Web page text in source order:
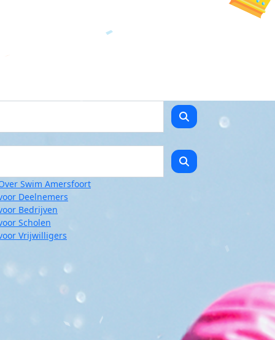
Swim Amersfoort
Deelnemers
Bedrijven
Scholen
Vrijwilligers